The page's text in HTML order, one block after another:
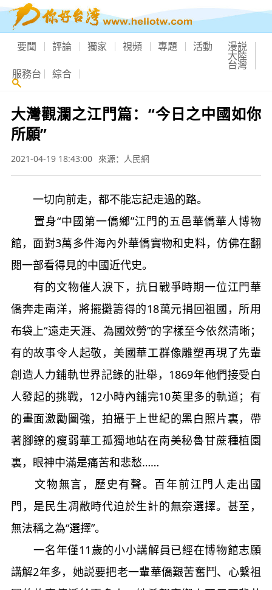
要聞 評論 獨家 視頻 專題 活動 漫説
大陸
台灣
服務台 綜合
大灣觀瀾之江門篇：“今日之中國如你
所願”
2021-04-19 18:43:00 來源：人民網
一切向前走，都不能忘記走過的路。
置身“中國第一僑鄉”江門的五邑華僑華人博物
館，面對3萬多件海內外華僑實物和史料，仿佛在翻
閱一部看得見的中國近代史。
有的文物催人淚下，抗日戰爭時期一位江門華
僑奔走南洋，將擺攤籌得的18萬元捐回祖國，所用
布袋上“遠走天涯、為國效勞”的字樣至今依然清晰；
有的故事令人起敬，美國華工群像雕塑再現了先輩
創造人力鋪軌世界記錄的壯舉，1869年他們接受白
人發起的挑戰，12小時內鋪完10英里多的軌道；有
的畫面激勵圖強，拍攝于上世紀的黑白照片裏，帶
著腳鐐的瘦弱華工孤獨地站在南美秘魯甘蔗種植園
裏，眼神中滿是痛苦和悲愁……
文物無言，歷史有聲。百年前江門人走出國
門，是民生凋敝時代迫於生計的無奈選擇。甚至，
無法稱之為“選擇”。
一名年僅11歲的小小講解員已經在博物館志願
講解2年多，她説要把老一輩華僑艱苦奮鬥、心繫祖